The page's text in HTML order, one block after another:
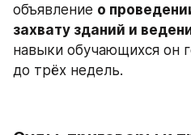
объявление о
захвату зданий и
навыки обучающихся он
до трёх недель.